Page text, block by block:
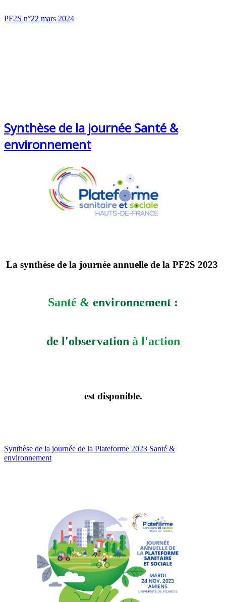
PF2S n°22 mars 2024
Synthèse de la journée Santé &
environnement
La synthèse de la journée annuelle de la PF2S 2023
Santé & environnement :
de l'observation à l'action
est disponible.
Synthèse de la journée de la Plateforme 2023 Santé &
environnement